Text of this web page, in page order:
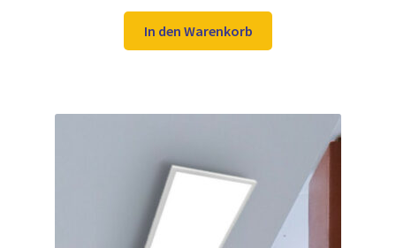
war:
84,98 €
ist:
69,97 €.
In den Warenkorb